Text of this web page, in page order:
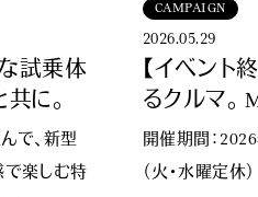
な試乗体
に。
で、新型
で楽しむ特
CAMPAIGN
2026.05.29
【イベント
るクルマ。
開催期間：
（火・水曜定休）